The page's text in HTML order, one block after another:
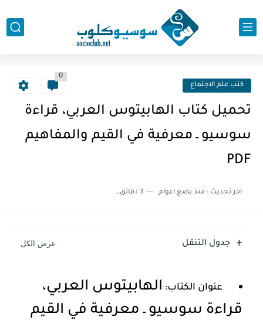
كتب علم الاجتماع
0
تحميل كتاب الهابيتوس العربي، قراءة
سوسيو ـ معرفية في القيم والمفاهيم
PDF
اخر تحديث :منذ بضع اعوام 3 دقائق للقراءة
جدول التنقل
عنوان الكتاب: الهابيتوس العربي،
قراءة سوسيو ـ معرفية في القيم